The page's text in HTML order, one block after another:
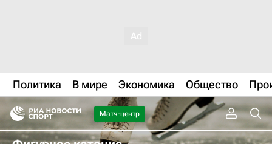
Политика В мире Экономика Общество
Матч-центр